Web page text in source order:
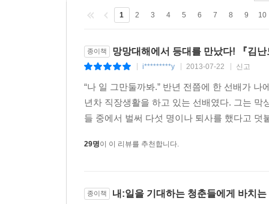
또한 청년들이 이러한 새로운 직업군에 도전하려
발판을 제공하는 사회적 분위기와 다양한 직업
머리글자를 모으면 ‘MY JOB’이 된다.
나만의 천직을 찾기 위한 다섯 가지 전략! : MY
Mismatch, Good-bye! 굿바이, 미스매칭! 구인구직
Your Brand is Your Power 당신만의 브랜드는 무엇
Over the Global Border 일자리 혁명, 글로벌 잡마
세계를 향해 시야를 돌려 사회 변화에 대한 정보
1 2 3 4 5 6 7 8 9 10
종이책 망망대해에서 등대를 만났다! 『김
i*********y 2013-07-22 신고
“나 일 그만둘까봐.” 반년 전쯤에 한 선배가
년차 직장생활을 하고 있는 선배였다. 그는
들 중에서 벌써 다섯 명이나 퇴사를 했다고
29명이 이 리뷰를 추천합니다.
종이책 내:일을 기대하는 청춘들에게 바치는